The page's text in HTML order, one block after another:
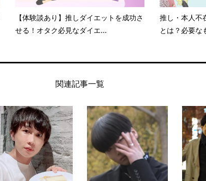
【体験談あり】推しダイエットを成功さ
せる！オタク必見なダイエ...
推し・本人不
とは？必要な
関連記事一覧